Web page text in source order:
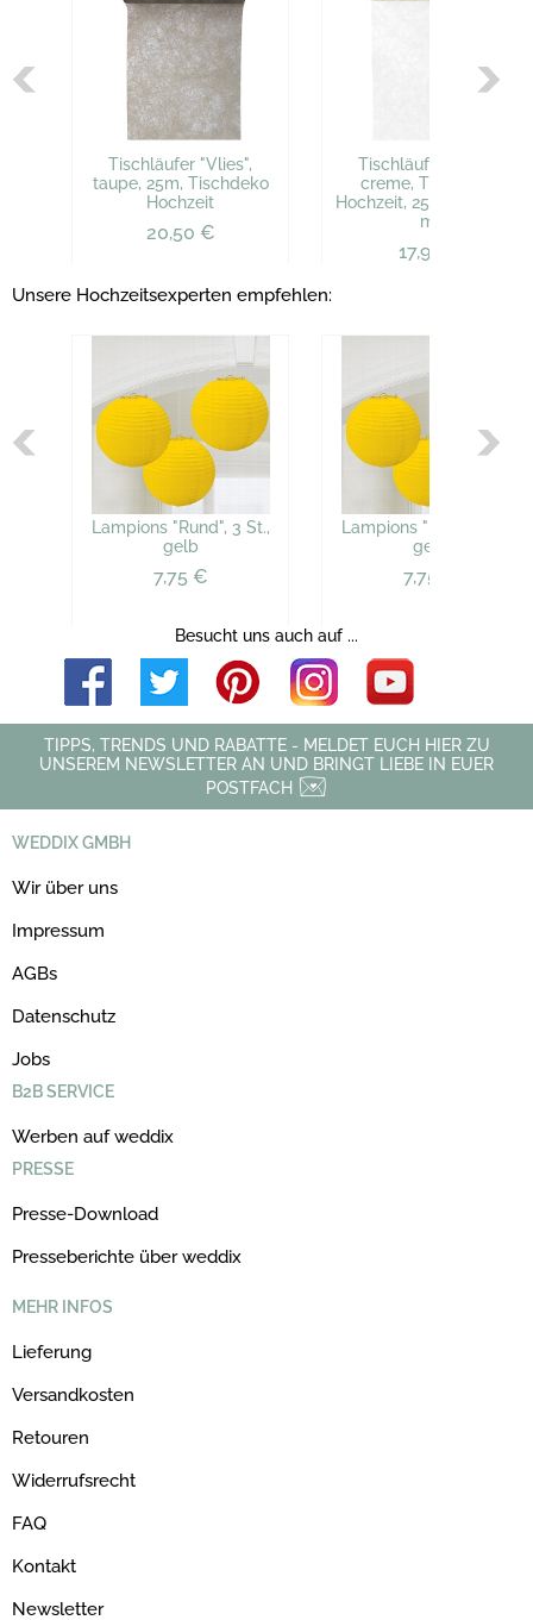
Tischläufer "Vlies",
taupe, 25m, Tischdeko
Hochzeit
20,50 €
Tischläufer "Vlies",
creme, Tischdeko
Hochzeit, 25m, (3.60 € /
m)
17,99 €
Unsere Hochzeitsexperten empfehlen:
Lampions "Rund", 3 St.,
gelb
7,75 €
Lampions "Rund", 3 St.,
gelb
7,75 €
Besucht uns auch auf ...
TIPPS, TRENDS UND RABATTE - MELDET EUCH HIER ZU
UNSEREM NEWSLETTER AN UND BRINGT LIEBE IN EUER
POSTFACH
WEDDIX GMBH
Wir über uns
Impressum
AGBs
Datenschutz
Jobs
B2B SERVICE
Werben auf weddix
PRESSE
Presse-Download
Presseberichte über weddix
MEHR INFOS
Lieferung
Versandkosten
Retouren
Widerrufsrecht
FAQ
Kontakt
Newsletter